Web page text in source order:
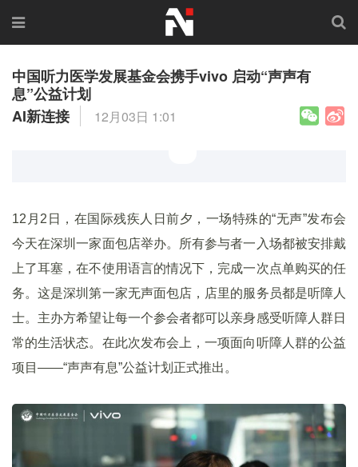
中国听力医学发展基金会携手vivo 启动“声声有
息”公益计划
AI新连接
12月03日 1:01
12月2日，在国际残疾人日前夕，一场特殊的“无声”发布会
今天在深圳一家面包店举办。所有参与者一入场都被安排戴
上了耳塞，在不使用语言的情况下，完成一次点单购买的任
务。这是深圳第一家无声面包店，店里的服务员都是听障人
士。主办方希望让每一个参会者都可以亲身感受听障人群日
常的生活状态。在此次发布会上，一项面向听障人群的公益
项目——“声声有息”公益计划正式推出。